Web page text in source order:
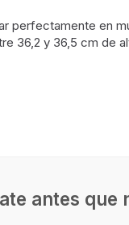
perfectamente en
36,2 y 36,5 cm de
Integradoantes que